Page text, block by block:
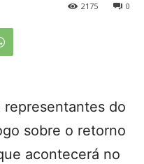
0
2175
representantes do
sobre o retorno
acontecerá no